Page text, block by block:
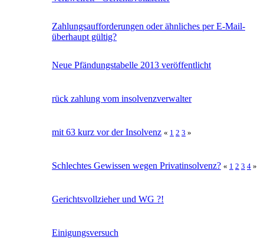
Zahlungsaufforderungen oder ähnliches per E-Mail-
überhaupt gültig?
Neue Pfändungstabelle 2013 veröffentlicht
rück zahlung vom insolvenzverwalter
mit 63 kurz vor der Insolvenz « 1 2 3 »
Schlechtes Gewissen wegen Privatinsolvenz? « 1 2 3 4 »
Gerichtsvollzieher und WG ?!
Einigungsversuch